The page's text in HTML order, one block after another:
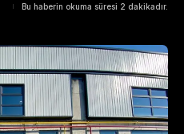
Bu haberin okuma süresi 2 dakikadır.